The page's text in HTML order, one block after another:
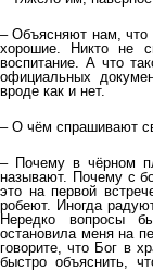
– Объясняют нам, что
хорошие. Никто не
воспитание. А что
официальных
вроде как и нет.
– О чём спрашивают
– Почему в чёрном
называют. Почему с
это на первой
робеют. Иногда
Нередко вопросы
остановила меня на
говорите, что Бог в
быстро объяснить,